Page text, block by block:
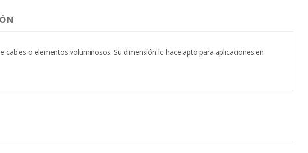
o elementos voluminosos. Su dimensión lo hace apto para aplicaciones en